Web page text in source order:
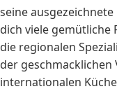
seine
dich viele gemütliche
die regionalen
der
internationalen